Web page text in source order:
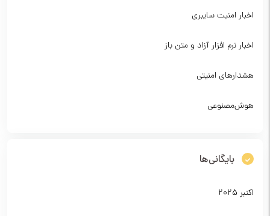
اخبار امنیت سایبری
اخبار نرم افزار آزاد و متن باز
هشدارهای امنیتی
هوش‌مصنوعی
بایگانی‌ها
اکتبر 2025